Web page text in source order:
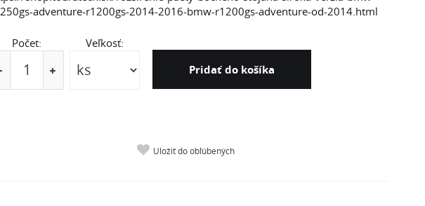
adventure-r1200gs-2014-2016-bmw-r1200gs-adventure-od-2014.html
Počet:
Veľkosť:
Pridať do košíka
Uložiť do obľúbených